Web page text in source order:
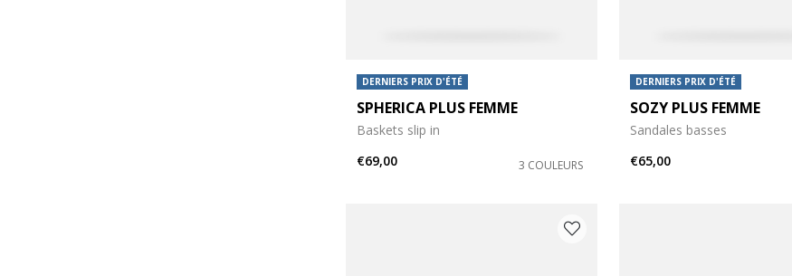
DERNIERS PRIX D'ÉTÉ
SPHERICA PLUS FEMME
Baskets slip in
€69,00
3 COULEURS
DERNIERS PRIX D'ÉTÉ
SOZY PLUS FEMME
Sandales basses
€65,00